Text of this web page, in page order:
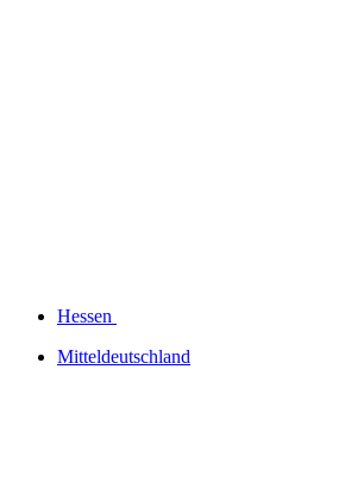
Hessen
Mitteldeutschland